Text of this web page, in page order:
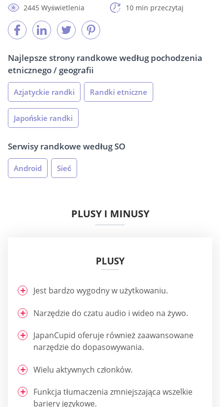
2445 Wyświetlenia
10 min przeczytaj
Najlepsze strony randkowe według pochodzenia
etnicznego / geografii
Azjatyckie randki Randki etniczne
Japońskie randki
Serwisy randkowe według SO
Android Sieć
PLUSY I MINUSY
PLUSY
Jest bardzo wygodny w użytkowaniu.
Narzędzie do czatu audio i wideo na żywo.
JapanCupid oferuje również zaawansowane
narzędzie do dopasowywania.
Wielu aktywnych członków.
Funkcja tłumaczenia zmniejszająca wszelkie
bariery językowe.